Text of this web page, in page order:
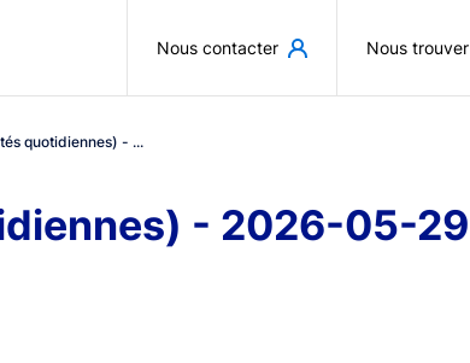
Nous contacter Nous trouver
quotidiennes) - ...
- 2026-05-29